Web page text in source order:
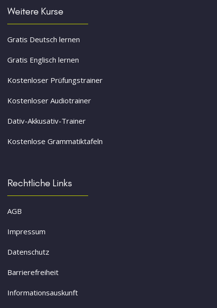
Weitere Kurse
Gratis Deutsch lernen
Gratis Englisch lernen
Kostenloser Prüfungstrainer
Kostenloser Audiotrainer
Dativ-Akkusativ-Trainer
Kostenlose Grammatiktafeln
Rechtliche Links
AGB
Impressum
Datenschutz
Barrierefreiheit
Informationsauskunft